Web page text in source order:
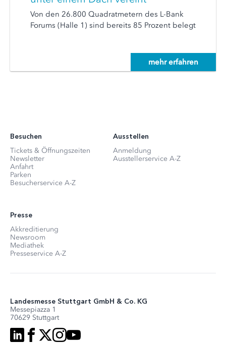
Von den 26.800 Quadratmetern des L-Bank
Forums (Halle 1) sind bereits 85 Prozent belegt
mehr erfahren
Besuchen
Tickets & Öffnungszeiten
Newsletter
Anfahrt
Parken
Besucherservice A-Z
Ausstellen
Anmeldung
Ausstellerservice A-Z
Presse
Akkreditierung
Newsroom
Mediathek
Presseservice A-Z
Landesmesse Stuttgart GmbH & Co. KG
Messepiazza 1
70629 Stuttgart